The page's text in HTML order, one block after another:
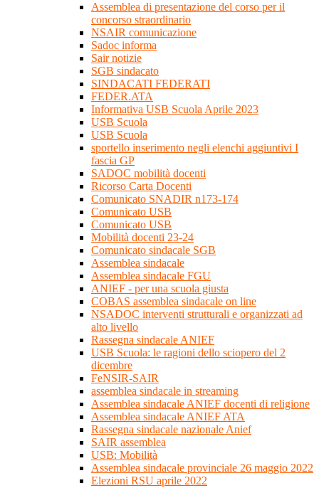
Assemblea di presentazione del corso per il
concorso straordinario
NSAIR comunicazione
Sadoc informa
Sair notizie
SGB sindacato
SINDACATI FEDERATI
FEDER.ATA
Informativa USB Scuola Aprile 2023
USB Scuola
USB Scuola
sportello inserimento negli elenchi aggiuntivi I
fascia GP
SADOC mobilità docenti
Ricorso Carta Docenti
Comunicato SNADIR n173-174
Comunicato USB
Comunicato USB
Mobilità docenti 23-24
Comunicato sindacale SGB
Assemblea sindacale
Assemblea sindacale FGU
ANIEF - per una scuola giusta
COBAS assemblea sindacale on line
NSADOC interventi strutturali e organizzati ad
alto livello
Rassegna sindacale ANIEF
USB Scuola: le ragioni dello sciopero del 2
dicembre
FeNSIR-SAIR
assemblea sindacale in streaming
Assemblea sindacale ANIEF docenti di religione
Assemblea sindacale ANIEF ATA
Rassegna sindacale nazionale Anief
SAIR assemblea
USB: Mobilità
Assemblea sindacale provinciale 26 maggio 2022
Elezioni RSU aprile 2022